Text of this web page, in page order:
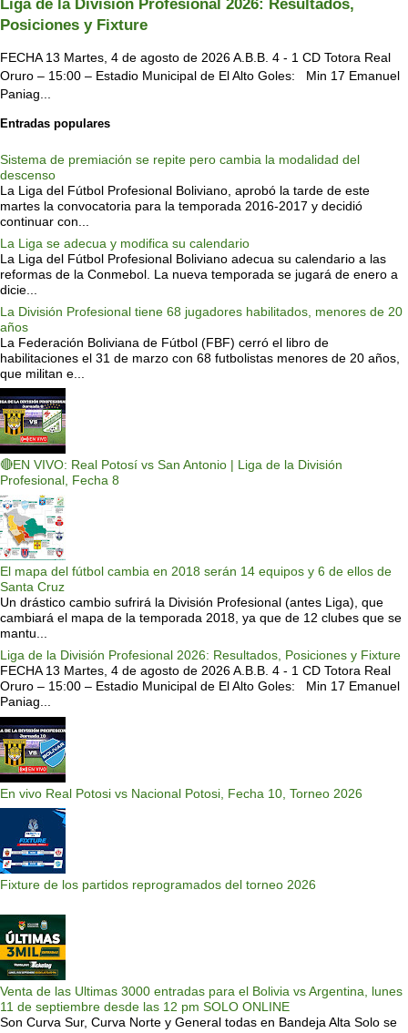
Liga de la División Profesional 2026: Resultados,
Posiciones y Fixture
FECHA 13 Martes, 4 de agosto de 2026 A.B.B. 4 - 1 CD Totora Real
Oruro – 15:00 – Estadio Municipal de El Alto Goles: Min 17 Emanuel
Paniag...
Entradas populares
Sistema de premiación se repite pero cambia la modalidad del
descenso
La Liga del Fútbol Profesional Boliviano, aprobó la tarde de este
martes la convocatoria para la temporada 2016-2017 y decidió
continuar con...
La Liga se adecua y modifica su calendario
La Liga del Fútbol Profesional Boliviano adecua su calendario a las
reformas de la Conmebol. La nueva temporada se jugará de enero a
dicie...
La División Profesional tiene 68 jugadores habilitados, menores de 20
años
La Federación Boliviana de Fútbol (FBF) cerró el libro de
habilitaciones el 31 de marzo con 68 futbolistas menores de 20 años,
que militan e...
🔴EN VIVO: Real Potosí vs San Antonio | Liga de la División
Profesional, Fecha 8
El mapa del fútbol cambia en 2018 serán 14 equipos y 6 de ellos de
Santa Cruz
Un drástico cambio sufrirá la División Profesional (antes Liga), que
cambiará el mapa de la temporada 2018, ya que de 12 clubes que se
mantu...
Liga de la División Profesional 2026: Resultados, Posiciones y Fixture
FECHA 13 Martes, 4 de agosto de 2026 A.B.B. 4 - 1 CD Totora Real
Oruro – 15:00 – Estadio Municipal de El Alto Goles: Min 17 Emanuel
Paniag...
En vivo Real Potosi vs Nacional Potosi, Fecha 10, Torneo 2026
Fixture de los partidos reprogramados del torneo 2026
Venta de las Ultimas 3000 entradas para el Bolivia vs Argentina, lunes
11 de septiembre desde las 12 pm SOLO ONLINE
Son Curva Sur, Curva Norte y General todas en Bandeja Alta Solo se